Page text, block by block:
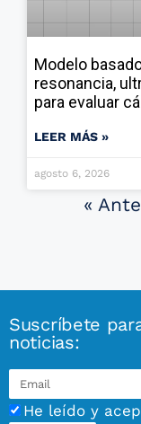
Modelo
resonancia,
para evaluar
LEER MÁS »
agosto 6, 2026
«
Suscríbete
noticias:
He leído y